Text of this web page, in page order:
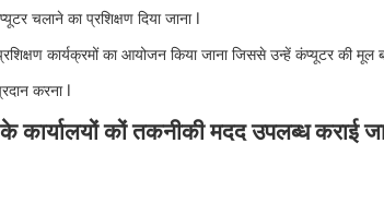
चलाने का प्रशिक्षण दिया जाना l
कार्यक्रमों का आयोजन किया जाना जिससे उन्हें कंप्यूटर की
करना l
कार्यालयों कों तकनीकी मदद उपलब्ध कराई